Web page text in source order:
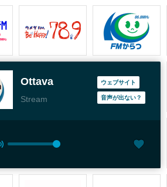
Ottava
Stream
ウェブサイト
音声が出ない？